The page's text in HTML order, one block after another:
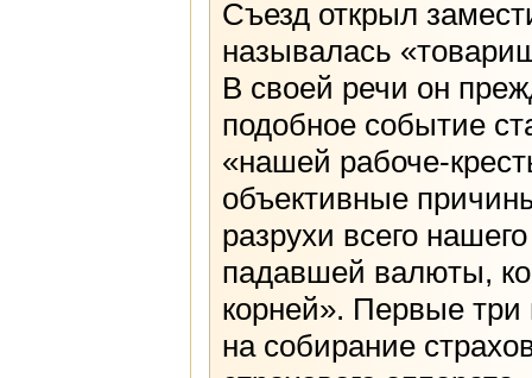
Съезд открыл
называлась
В своей речи он
подобное событие
«нашей рабоче-
объективные
разрухи всего
падавшей валюты,
корней». Первые три
на собирание